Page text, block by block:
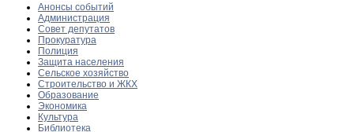
Анонсы событий
Администрация
Совет депутатов
Прокуратура
Полиция
Защита населения
Сельское хозяйство
Строительство и ЖКХ
Образование
Экономика
Культура
Библиотека